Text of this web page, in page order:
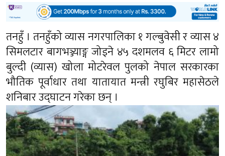
तनहुँ । तनहुँको व्यास नगरपालिका १ गल्बुवेसी र व्यास ४
सिमलटार बागभञ्ज्याङ्ग जोड्ने ४५ दशमलव ६ मिटर लामो
बुल्दी (व्यास) खोला मोटरेवल पुलको नेपाल सरकारका
भौतिक पूर्वाधार तथा यातायात मन्त्री रघुबिर महासेठले
शनिबार उद्घाटन गरेका छन् ।